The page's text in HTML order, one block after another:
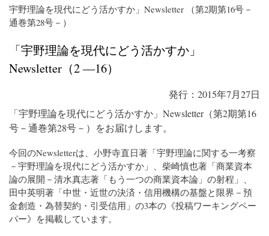
宇野理論を現代にどう活かすか」Newsletter （第2期第16号－
通巻第28号－）
「宇野理論を現代にどう活かすか」
Newsletter（2 ―16）
発行：2015年7月27日
「宇野理論を現代にどう活かすか」Newsletter（第2期第16
号－通巻第28号－）をお届けします。
今回のNewsletterは、小野寺直日著「宇野理論に関する一考察
－宇野理論を現代にどう活かすか」、柴崎慎也著「商業資本
論の展開－清水真志著「もう一つの商業資本論」の射程」、
田中英明著「中世・近世の決済・信用機構の基盤と限界－預
金創造・為替契約・引受信用」の3本の《投稿ワーキングペー
パー》を掲載しています。